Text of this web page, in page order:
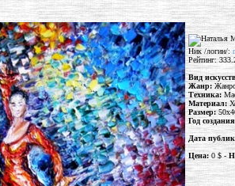
Ник /логин/:
Рейтинг:
Вид
Жанр:
Техника:
Материал:
Размер:
Год
Дата
Цена:0 $ -